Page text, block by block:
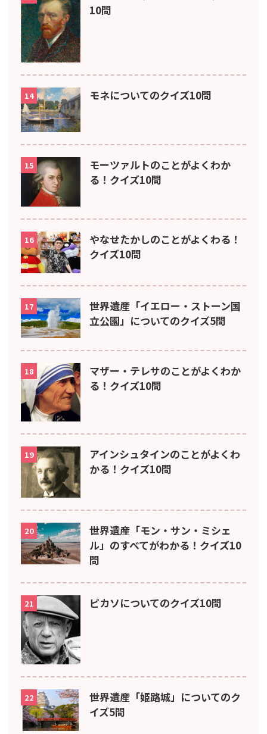
10問
14 モネについてのクイズ10問
15
モーツァルトのことがよくわか
る！クイズ10問
16
やなせたかしのことがよくわる！
クイズ10問
17
世界遺産「イエロー・ストーン国
立公園」についてのクイズ5問
18
マザー・テレサのことがよくわか
る！クイズ10問
19
アインシュタインのことがよくわ
かる！クイズ10問
20
世界遺産「モン・サン・ミシェ
ル」のすべてがわかる！クイズ10
問
21 ピカソについてのクイズ10問
22
世界遺産「姫路城」についてのク
イズ5問